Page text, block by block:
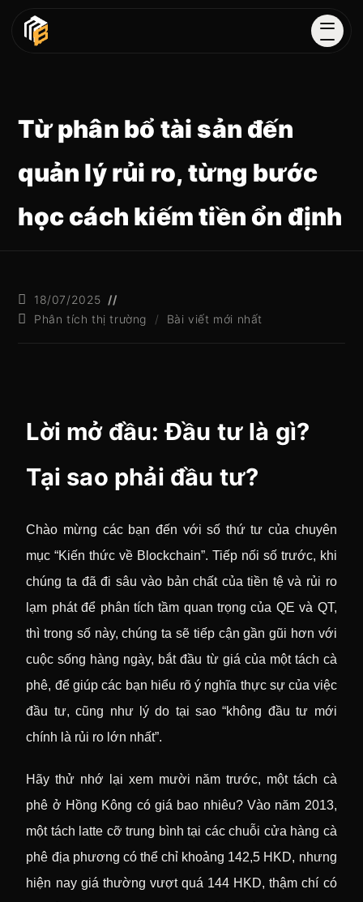
Từ phân bổ tài sản đến
quản lý rủi ro, từng bước
học cách kiếm tiền ổn định
18/07/2025
Phân tích thị trường
/ Bài viết mới nhất
Lời mở đầu: Đầu tư là gì?
Tại sao phải đầu tư?
Chào mừng các bạn đến với số thứ tư của chuyên
mục “Kiến thức về Blockchain”. Tiếp nối số trước, khi
chúng ta đã đi sâu vào bản chất của tiền tệ và rủi ro
lạm phát để phân tích tầm quan trọng của QE và QT,
thì trong số này, chúng ta sẽ tiếp cận gần gũi hơn với
cuộc sống hàng ngày, bắt đầu từ giá của một tách cà
phê, để giúp các bạn hiểu rõ ý nghĩa thực sự của việc
đầu tư, cũng như lý do tại sao “không đầu tư mới
chính là rủi ro lớn nhất”.
Hãy thử nhớ lại xem mười năm trước, một tách cà
phê ở Hồng Kông có giá bao nhiêu? Vào năm 2013,
một tách latte cỡ trung bình tại các chuỗi cửa hàng cà
phê địa phương có thể chỉ khoảng 142,5 HKD, nhưng
hiện nay giá thường vượt quá 144 HKD, thậm chí có